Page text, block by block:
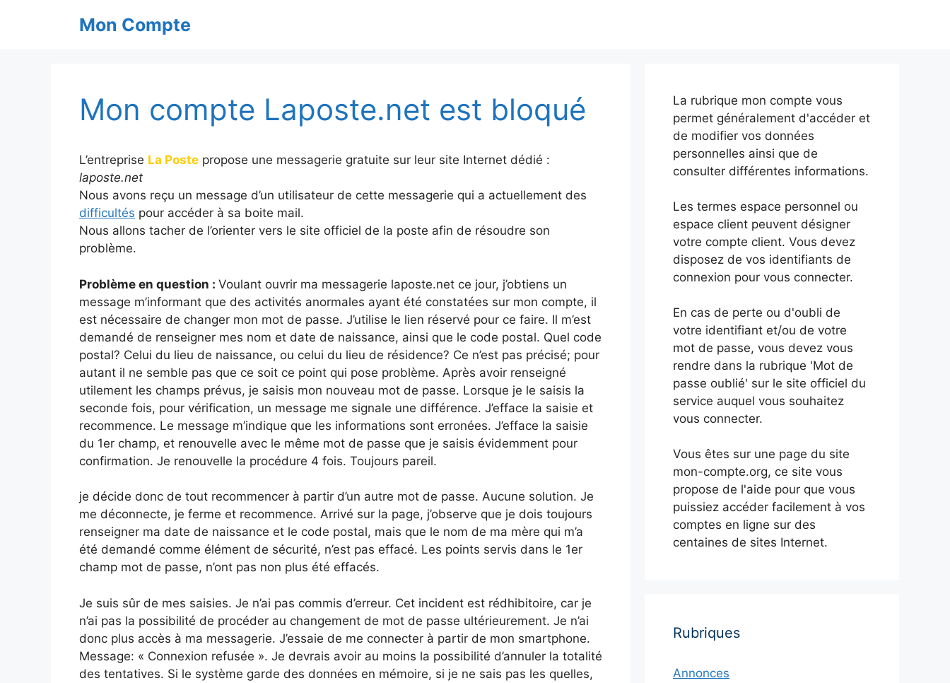
Mon Compte
Mon compte Laposte.net est bloqué
L’entreprise La Poste propose une messagerie gratuite sur leur site Internet dédié :
laposte.net
Nous avons reçu un message d’un utilisateur de cette messagerie qui a actuellement des
difficultés pour accéder à sa boite mail.
Nous allons tacher de l’orienter vers le site officiel de la poste afin de résoudre son
problème.
Problème en question : Voulant ouvrir ma messagerie laposte.net ce jour, j’obtiens un
message m’informant que des activités anormales ayant été constatées sur mon compte, il
est nécessaire de changer mon mot de passe. J’utilise le lien réservé pour ce faire. Il m’est
demandé de renseigner mes nom et date de naissance, ainsi que le code postal. Quel code
postal? Celui du lieu de naissance, ou celui du lieu de résidence? Ce n’est pas précisé; pour
autant il ne semble pas que ce soit ce point qui pose problème. Après avoir renseigné
utilement les champs prévus, je saisis mon nouveau mot de passe. Lorsque je le saisis la
seconde fois, pour vérification, un message me signale une différence. J’efface la saisie et
recommence. Le message m’indique que les informations sont erronées. J’efface la saisie
du 1er champ, et renouvelle avec le même mot de passe que je saisis évidemment pour
confirmation. Je renouvelle la procédure 4 fois. Toujours pareil.
je décide donc de tout recommencer à partir d’un autre mot de passe. Aucune solution. Je
me déconnecte, je ferme et recommence. Arrivé sur la page, j’observe que je dois toujours
renseigner ma date de naissance et le code postal, mais que le nom de ma mère qui m’a
été demandé comme élément de sécurité, n’est pas effacé. Les points servis dans le 1er
champ mot de passe, n’ont pas non plus été effacés.
Je suis sûr de mes saisies. Je n’ai pas commis d’erreur. Cet incident est rédhibitoire, car je
n’ai pas la possibilité de procéder au changement de mot de passe ultérieurement. Je n’ai
donc plus accès à ma messagerie. J’essaie de me connecter à partir de mon smartphone.
Message: « Connexion refusée ». Je devrais avoir au moins la possibilité d’annuler la totalité
des tentatives. Si le système garde des données en mémoire, si je ne sais pas les quelles,
La rubrique mon compte vous
permet généralement d'accéder et
de modifier vos données
personnelles ainsi que de
consulter différentes informations.
Les termes espace personnel ou
espace client peuvent désigner
votre compte client. Vous devez
disposez de vos identifiants de
connexion pour vous connecter.
En cas de perte ou d'oubli de
votre identifiant et/ou de votre
mot de passe, vous devez vous
rendre dans la rubrique 'Mot de
passe oublié' sur le site officiel du
service auquel vous souhaitez
vous connecter.
Vous êtes sur une page du site
mon-compte.org, ce site vous
propose de l'aide pour que vous
puissiez accéder facilement à vos
comptes en ligne sur des
centaines de sites Internet.
Rubriques
Annonces